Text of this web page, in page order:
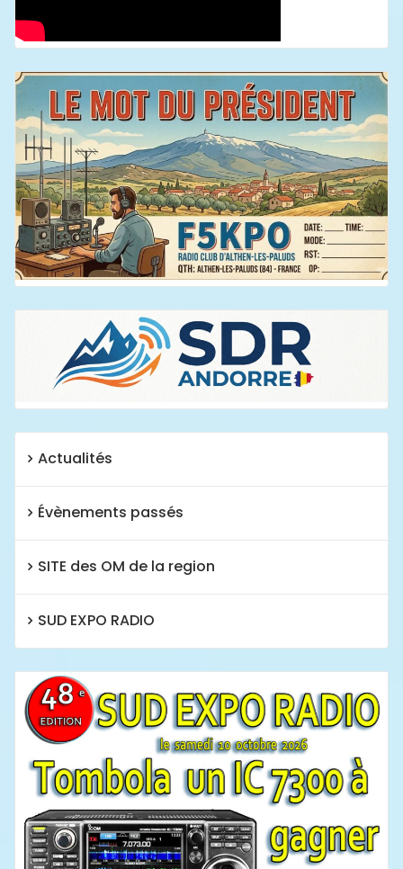
Actualités
Évènements passés
SITE des OM de la region
SUD EXPO RADIO